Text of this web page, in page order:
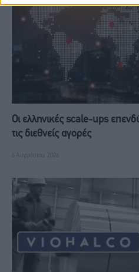
Οι ελληνικές scale-ups
τις διεθνείς αγορές
6 Αυγούστου, 2026